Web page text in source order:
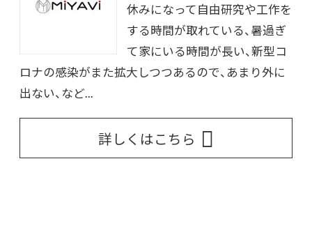
休みになって自由研究や工作を
する時間が取れている、暑過ぎ
て家にいる時間が長い、新型コ
ロナの感染がまた拡大しつつあるので、あまり外に
出ない、など...
詳しくはこちら